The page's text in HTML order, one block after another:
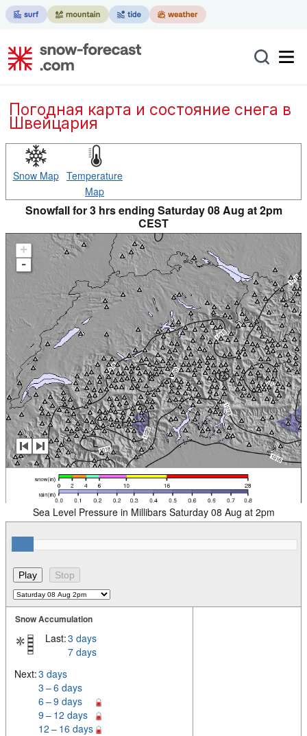
Погодная карта и состояние снега в
Швейцария
Snow Map Temperature
Map
Snowfall for 3 hrs ending Saturday 08 Aug at 2pm
CEST
+
-
Sea Level Pressure in Millibars Saturday 08 Aug at 2pm
Snow Accumulation
Last:3 days
7 days
Next:3 days
3 – 6 days
6 – 9 days
9 – 12 days
12 – 16 days